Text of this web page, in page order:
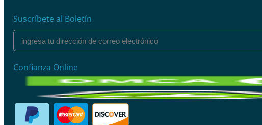
Suscríbete al Boletín
Confianza Online